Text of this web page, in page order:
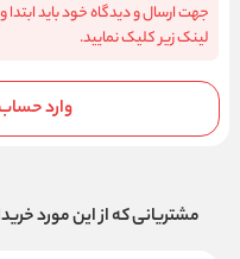
جهت ارسال و دیدگاه خود باید
لینک زیر کلیک نمایید.
وارد
مشتریانی که از این مورد